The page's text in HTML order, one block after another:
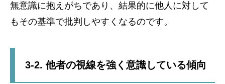
無意識に抱えがちであり、結果的に他人に対して
もその基準で批判しやすくなるのです。
3-2. 他者の視線を強く意識している傾向